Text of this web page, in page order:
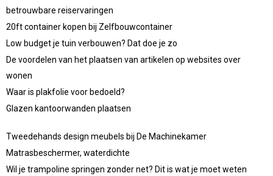
betrouwbare reiservaringen
20ft container kopen bij Zelfbouwcontainer
Low budget je tuin verbouwen? Dat doe je zo
De voordelen van het plaatsen van artikelen op websites over
wonen
Waar is plakfolie voor bedoeld?
Glazen kantoorwanden plaatsen
Tweedehands design meubels bij De Machinekamer
Matrasbeschermer, waterdichte
Wil je trampoline springen zonder net? Dit is wat je moet weten